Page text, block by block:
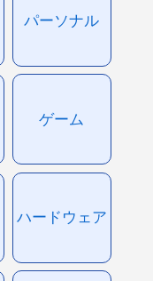
パーソナル
ゲーム
ハードウェア